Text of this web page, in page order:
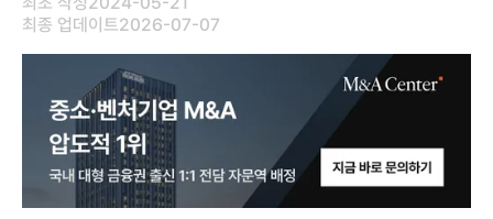
최종 업데이트2026-07-07